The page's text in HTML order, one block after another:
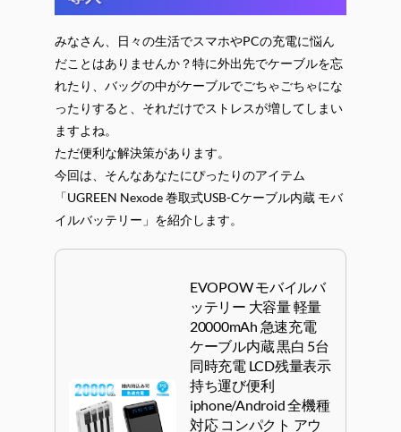
みなさん、日々の生活でスマホやPCの充電に悩ん
だことはありませんか？特に外出先でケーブルを忘
れたり、バッグの中がケーブルでごちゃごちゃにな
ったりすると、それだけでストレスが増してしまい
ますよね。
ただ便利な解決策があります。
今回は、そんなあなたにぴったりのアイテム
「UGREEN Nexode 巻取式USB-Cケーブル内蔵 モバ
イルバッテリー」を紹介します。
EVOPOW モバイルバ
ッテリー 大容量 軽量
20000mAh 急速充電
ケーブル内蔵 黒白 5台
同時充電 LCD残量表示
持ち運び便利
iphone/Android 全機種
対応 コンパクト アウ